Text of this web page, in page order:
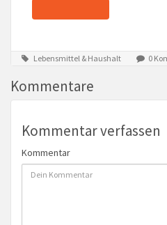
Lebensmittel & Haushalt 0
Kommentare
Kommentar verfassen
Kommentar